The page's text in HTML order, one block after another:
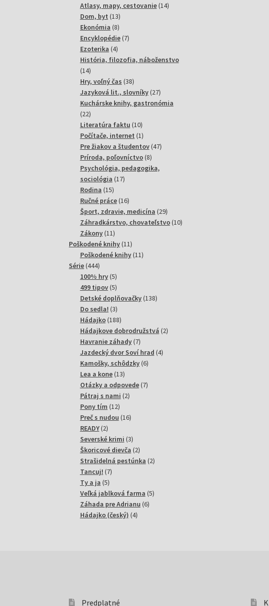
produktov
Atlasy, mapy, cestovanie 1414
Dom, byt 1313
produktov
Ekonómia 88
produktov
Encyklopédie 77
Ezoterika 44
produkty
História, filozofia, náboženstvo
1414
produktov
Hry, voľný čas 3838
produktov
Jazyková lit., slovníky 2727
produktov
Kuchárske knihy, gastronómia
2222
produktov
Literatúra faktu 1010
produktov
Počítače, internet 11
produkt
Pre žiakov a študentov 4747
Príroda, poľovníctvo 88
produktov
Psychológia, pedagogika,
sociológia 1717
Rodina 1515
produktov
Ručné práce 1616
produktov
Šport, zdravie, medicína 2929
produktov
Záhradkárstvo, chovateľstvo 1010
Zákony 1111
produktov
Poškodené knihy 1111
produktov
Poškodené knihy 1111
Série 444444
produktov
100% hry 55
produktov
499 tipov 55
produktov
Detské doplňovačky 138138
Do sedla! 33
produkty
Hádajko 188188
produktov
Hádajkove dobrodružstvá 22
Havranie záhady 77
produktov
Jazdecký dvor Soví hrad 44
Kamošky, schôdzky 66
Lea a kone 1313
produktov
Otázky a odpovede 77
Pátraj s nami 22
Pony tím 1212
produktov
Preč s nudou 1616
READY 22
produkty
Severské krimi 33
produkty
Škoricové dievča 22
produkty
Strašidelná pestúnka 22
Tancuj! 77
Ty a ja 55
produktov
Veľká jablková farma 55
Záhada pre Adrianu 66
Hádajko (český) 44
Predplatné